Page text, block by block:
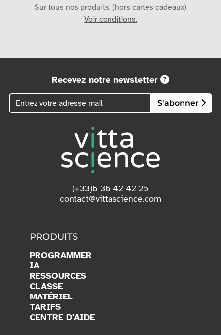
Sur tous nos produits. (hors cartes cadeaux)
Voir conditions.
Recevez notre newsletter
S'abonner
(+33)6 36 42 42 25
contact@vittascience.com
PRODUITS
PROGRAMMER
IA
RESSOURCES
CLASSE
MATÉRIEL
TARIFS
CENTRE D'AIDE